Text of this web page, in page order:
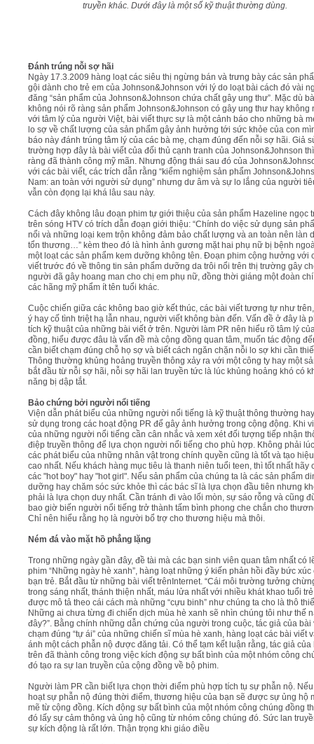
Liên hệ - Đăng ký
Tìm kiếm
truyền khác. Dưới đây là một số kỹ thuật thường dùng.
Đánh trúng nỗi sợ hãi
Ngày 17.3.2009 hàng loạt các siêu thị ngừng bán và trưng bày các sản
gội dành cho trẻ em của Johnson&Johnson với lý do loạt bài cách đó vài
đăng “sản phẩm của Johnson&Johnson chứa chất gây ung thư”. Mặc dù
không nói rõ ràng sản phẩm Johnson&Johnson có gây ung thư hay không
với tâm lý của người Việt, bài viết thực sự là một cảnh báo cho những bà
lo sợ về chất lượng của sản phẩm gây ảnh hưởng tới sức khỏe của con
báo này đánh trúng tâm lý của các bà mẹ, chạm đúng đến nỗi sợ hãi. Giả
trường hợp đây là bài viết của đối thủ cạnh tranh của Johnson&Johnson
ràng đã thành công mỹ mãn. Nhưng động thái sau đó của
với các bài viết, các trích dẫn rằng “kiểm nghiệm sản phẩm
Nam: an toàn với người sử dụng” nhưng dư âm và sự lo lắng của người
vẫn còn đọng lại khá lâu sau này.
Cách đây không lâu đoạn phim tự giới thiệu của sản phẩm Hazeline ngọc
trên sóng HTV có trích dẫn đoạn giới thiệu: “Chính do việc sử dụng sản
nổi và những loại kem trộn không đảm bảo chất lượng và an toàn nên làn
tổn thương…” kèm theo đó là hình ảnh gương mặt hai phụ nữ bị bệnh
một loạt các sản phẩm kem dưỡng không tên. Đoạn phim cộng hưởng với
viết trước đó về thông tin sản phẩm dưỡng da trôi nổi trên thị trường gây
người đã gây hoang man cho chị em phụ nữ, đồng thời giáng một đoàn
các hãng mỹ phẩm ít tên tuổi khác.
Cuộc chiến giữa các không bao giờ kết thúc, các bài viết tương tự như
ý hay cố tình triệt hạ lẫn nhau, người viết không bàn đến. Vấn đề ở đây là
tích kỹ thuật của những bài viết ở trên. Người làm PR nên hiểu rõ tâm lý
đồng, hiểu được đâu là vấn đề mà cộng đồng quan tâm, muốn tác động
cần biết chạm đúng chỗ họ sợ và biết cách ngăn chặn nỗi lo sợ khi cần
Thông thường khủng hoảng truyền thông xảy ra với một công ty hay một
bắt đầu từ nỗi sợ hãi, nỗi sợ hãi lan truyền tức là lúc khủng hoảng khó có
năng bị dập tắt.
Bảo chứng bởi người nổi tiếng
Viện dẫn phát biểu của những người nổi tiếng là kỹ thuật thông thường
sử dụng trong các hoạt động PR để gây ảnh hưởng trong cộng động. Khi
của những người nổi tiếng cần cân nhắc và xem xét đối tượng tiếp nhận
điệp truyền thông để lựa chọn người nổi tiếng cho phù hợp. Không phải
các phát biểu của những nhân vật trong chính quyền cũng là tốt và tạo
cao nhất. Nếu khách hàng mục tiêu là thanh niên tuổi teen, thì tốt nhất hãy
các "hot boy" hay "hot girl". Nếu sản phẩm của chúng ta là các sản phẩm
dưỡng hay chăm sóc sức khỏe thì các bác sĩ là lựa chọn đầu tiên nhưng
phải là lựa chọn duy nhất. Cần tránh đi vào lối mòn, sự sáo rỗng và cũng
bao giờ biến người nổi tiếng trở thành tấm bình phong che chắn cho
Chỉ nên hiểu rằng họ là người bổ trợ cho thương hiệu mà thôi.
Ném đá vào mặt hồ phẳng lặng
Trong những ngày gần đây, đề tài mà các bạn sinh viên quan tâm nhất có
phim “Những ngày hè xanh”, hàng loạt những ý kiến phản hồi đầy bức xúc
bạn trẻ. Bắt đầu từ những bài viết trênInternet. “Cái môi trường tưởng
trong sáng nhất, thánh thiện nhất, máu lửa nhất với nhiều khát khao tuổi
được mô tả theo cái cách mà những “cựu binh” như chúng ta cho là thô
Những ai chưa từng đi chiến dịch mùa hè xanh sẽ nhìn chúng tôi như thế
đây?”. Bằng chính những dẫn chứng của người trong cuộc, tác giả của bài
chạm đúng “tự ái” của những chiến sĩ mùa hè xanh, hàng loạt các bài viết
ánh một cách phẫn nộ được đăng tải. Có thể tạm kết luận rằng, tác giả của
trên đã thành công trong việc kích động sự bất bình của một nhóm công
đó tạo ra sự lan truyền của cộng đồng về bộ phim.
Người làm PR cần biết lựa chọn thời điểm phù hợp tích tụ sự phẫn nộ.
hoạt sự phẫn nộ đúng thời điểm, thương hiệu của bạn sẽ được sự ủng hộ
mẽ từ cộng đồng. Kích động sự bất bình của một nhóm công chúng đồng
đó lấy sự cảm thông và ủng hộ cũng từ nhóm công chúng đó. Sức lan
sự kích động là rất lớn. Thận trọng khi giáo điều